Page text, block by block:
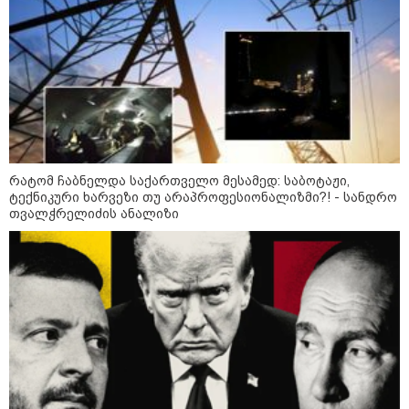
რა უნდა გავაკეთოთ პირველ
რიგში შუქის გამორთვისას: 5
მნიშვნელოვანი ნაბიჯი
1-დღიანი ტურები თბილისიდან:
დავბრუნდეთ საღამოს?
მსოფლიო
რატომ ჩაბნელდა საქართველო მესამედ: საბოტაჟი,
ტექნიკური ხარვეზი თუ არაპროფესიონალიზმი?! - სანდრო
თვალჭრელიძის ანალიზი